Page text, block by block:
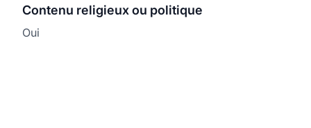
Contenu religieux ou politique
Oui